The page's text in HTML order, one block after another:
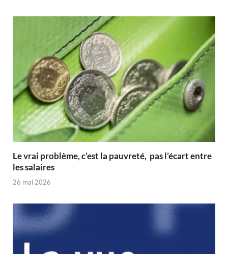
Le vrai problème, c’est la pauvreté, pas l’écart entre
les salaires
26 mai 2026